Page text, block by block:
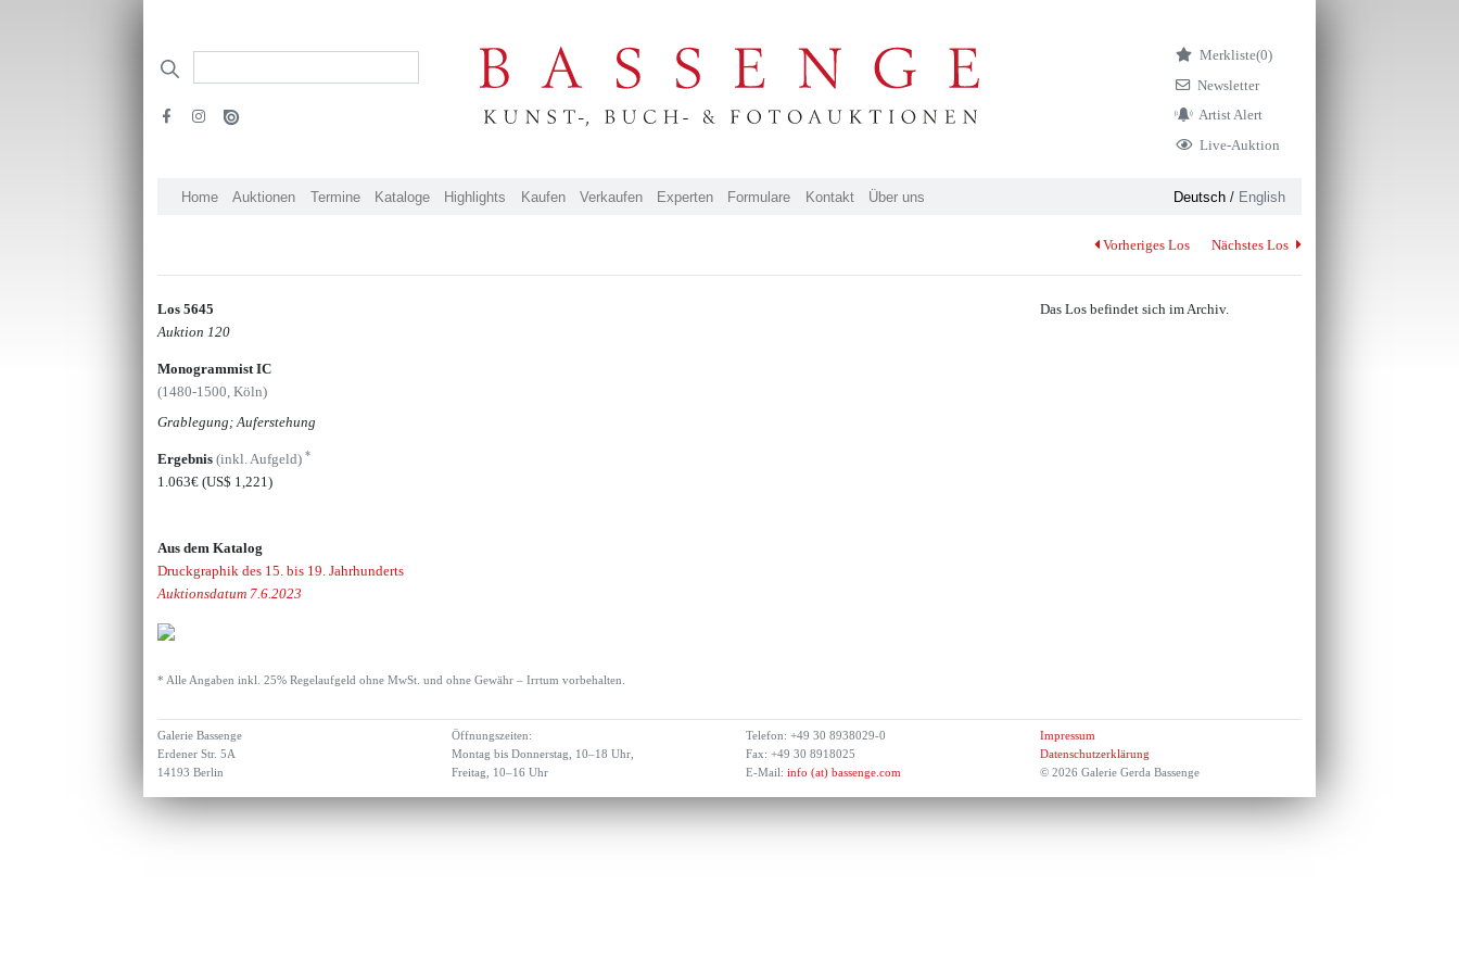
Merkliste(0)
Newsletter
Artist Alert
Live-Auktion
Home Auktionen Termine Kataloge Highlights Kaufen Verkaufen Experten Formulare Kontakt Über uns Deutsch/ English
Vorheriges Los Nächstes Los
Los 5645
Auktion 120
Monogrammist IC
(1480-1500, Köln)
Grablegung; Auferstehung
Ergebnis(inkl. Aufgeld)*
1.063€(US$ 1,221)
Aus dem Katalog
Druckgraphik des 15. bis 19. Jahrhunderts
Auktionsdatum 7.6.2023
Das Los befindet sich im Archiv.
* Alle Angaben inkl. 25% Regelaufgeld ohne MwSt. und ohne Gewähr – Irrtum vorbehalten.
Galerie Bassenge
Erdener Str. 5A
14193 Berlin
Öffnungszeiten:
Montag bis Donnerstag, 10–18 Uhr,
Freitag, 10–16 Uhr
Telefon: +49 30 8938029-0
Fax: +49 30 8918025
E-Mail: info (at) bassenge.com
Impressum
Datenschutzerklärung
© 2026 Galerie Gerda Bassenge